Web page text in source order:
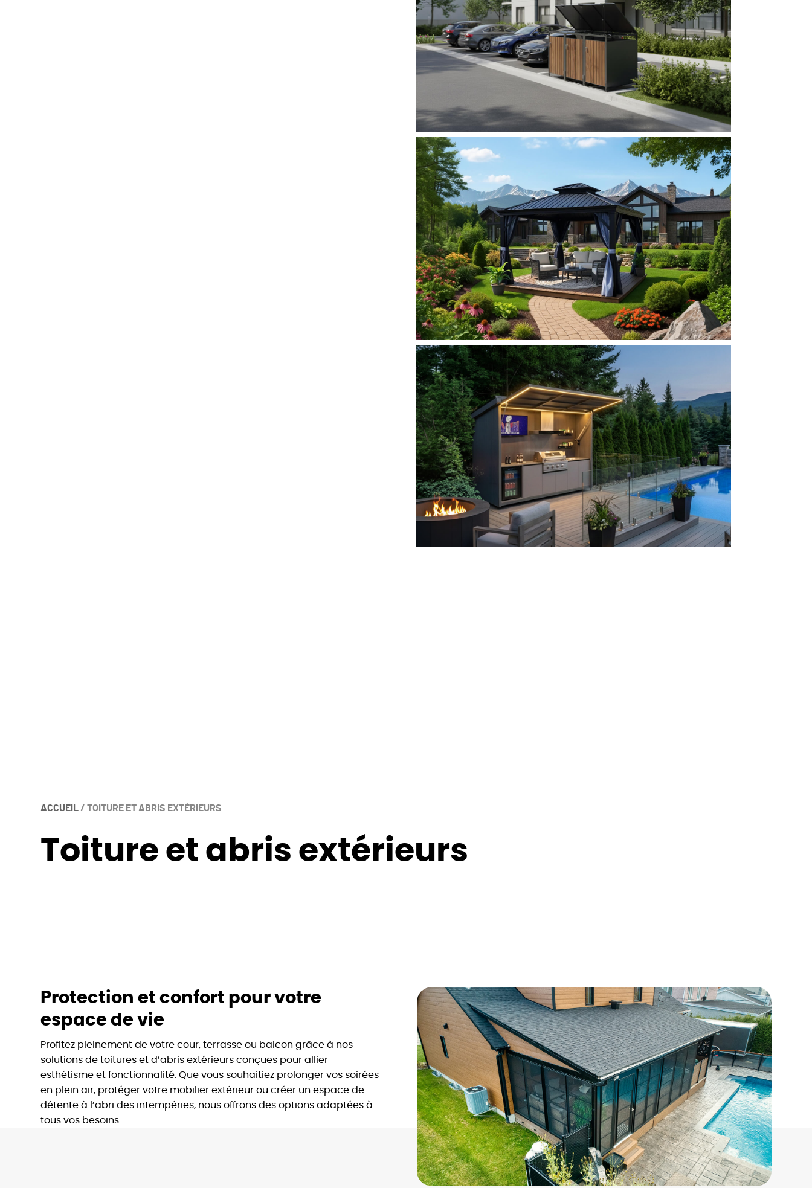
ACCUEIL /TOITURE ET ABRIS EXTÉRIEURS
Toiture et abris extérieurs
Protection et confort pour votre
espace de vie
Profitez pleinement de votre cour, terrasse ou balcon grâce à nos
solutions de toitures et d’abris extérieurs conçues pour allier
esthétisme et fonctionnalité. Que vous souhaitiez prolonger vos soirées
en plein air, protéger votre mobilier extérieur ou créer un espace de
détente à l’abri des intempéries, nous offrons des options adaptées à
tous vos besoins.